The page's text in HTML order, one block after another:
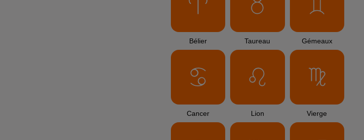
Bélier Taureau Gémeaux
Cancer Lion Vierge